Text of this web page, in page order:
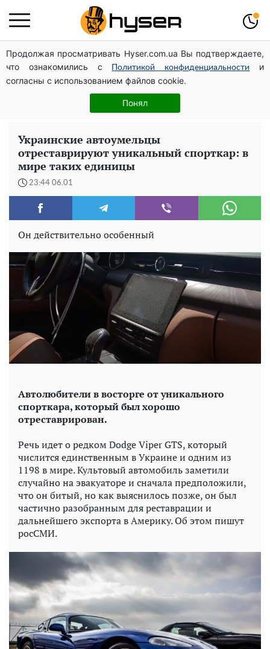
Продолжая просматривать Hyser.com.ua Вы подтверждаете,
что ознакомились с
Политикой конфиденциальности
и
согласны с использованием файлов cookie.
Понял
Дроны с наценкой: Александр Конотопский вывел
миллионы оборонного бюджета через фиктивную
фирму в Эстонии
Елена Тополя слив видео – это далеко не все:
фронтмен "Антитела" Тарас Тополя стал следующим
Украинские автоумельцы
отреставрируют уникальный спорткар: в
мире таких единицы
23:44 06.01
Он действительно особенный
Автолюбители в восторге от уникального
спорткара, который был хорошо
отреставрирован.
Речь идет о редком Dodge Viper GTS, который
числится единственным в Украине и одним из
1198 в мире. Культовый автомобиль заметили
случайно на эвакуаторе и сначала предположили,
что он битый, но как выяснилось позже, он был
частично разобранным для реставрации и
дальнейшего экспорта в Америку. Об этом пишут
росСМИ.